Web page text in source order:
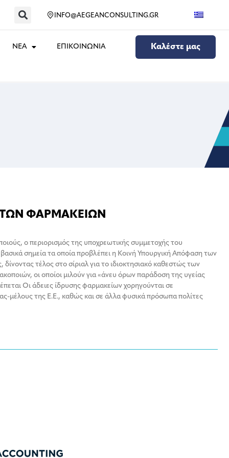
INFO@AEGEANCONSULTING.GR
ΝΕΑ ΕΠΙΚΟΙΝΩΝΙΑ Καλέστε μας
ΤΩΝ ΦΑΡΜΑΚΕΙΩΝ
ο περιορισμός της υποχρεωτικής συμμετοχής του
σημεία τα οποία προβλέπει η Κοινή Υπουργική Απόφαση των
τέλος στο σίριαλ για το ιδιοκτησιακό καθεστώς των
οι οποίοι μιλούν για «άνευ όρων παράδοση της υγείας
Οι άδειες ίδρυσης φαρμακείων χορηγούνται σε
μέλους της Ε.Ε., καθώς και σε άλλα φυσικά πρόσωπα πολίτες